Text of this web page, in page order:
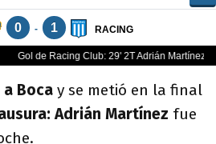
Boca y se metió en la final
Adrián Martínez fue